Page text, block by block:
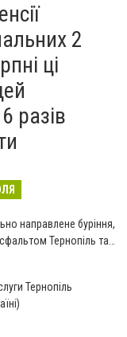
2
ці
разів
направлене буріння,
Тернопіль та
Тернопіль